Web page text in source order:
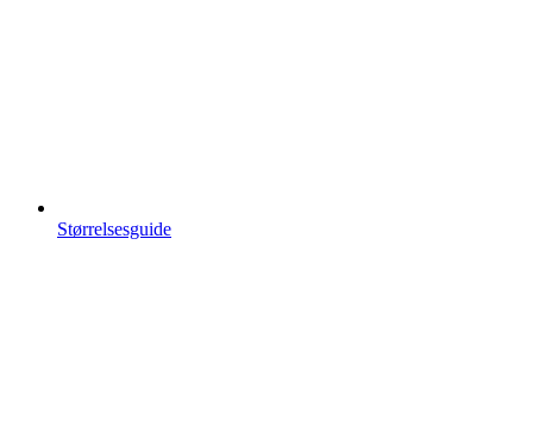
Størrelsesguide